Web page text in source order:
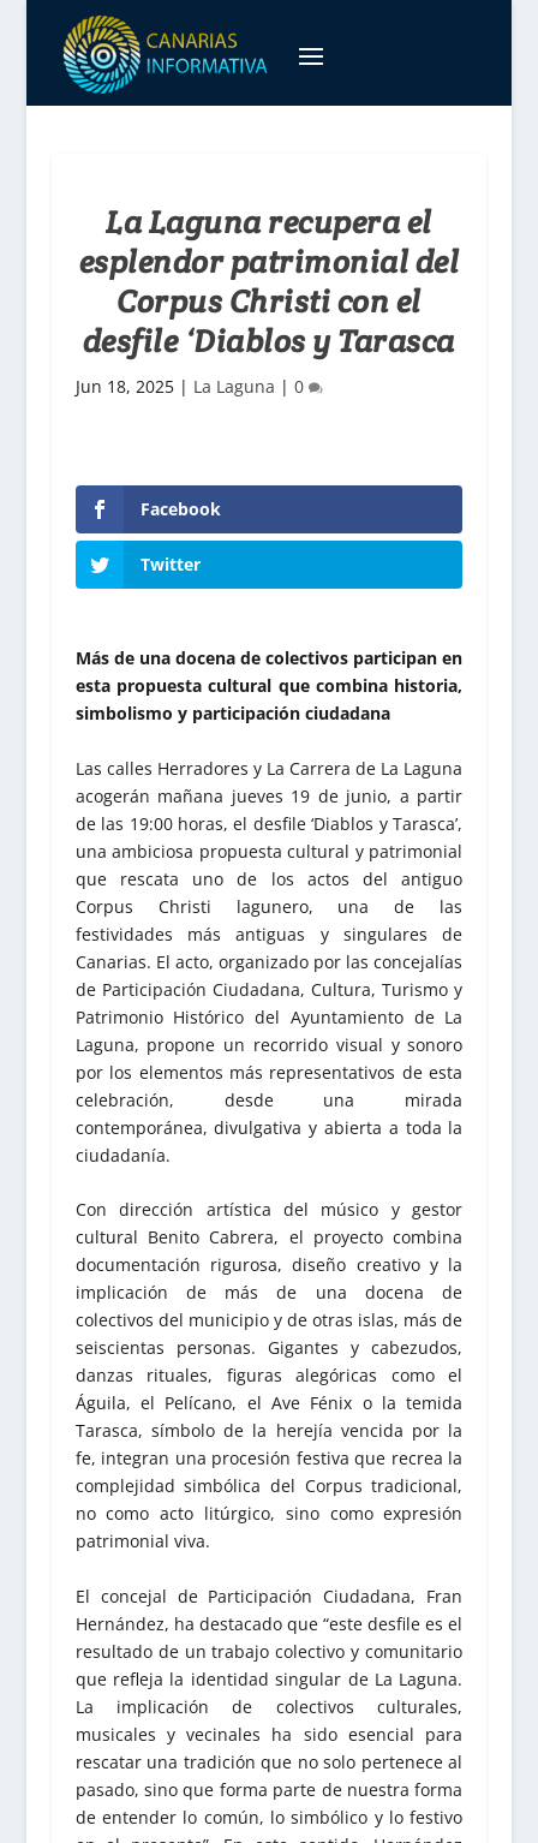
La Laguna recupera el
esplendor patrimonial del
Corpus Christi con el
desfile ‘Diablos y Tarasca
Jun 18, 2025| La Laguna | 0
Facebook
Twitter
Más de una docena de colectivos participan en
esta propuesta cultural que combina historia,
simbolismo y participación ciudadana
Las calles Herradores y La Carrera de La Laguna
acogerán mañana jueves 19 de junio, a partir
de las 19:00 horas, el desfile ‘Diablos y Tarasca’,
una ambiciosa propuesta cultural y patrimonial
que rescata uno de los actos del antiguo
Corpus Christi lagunero, una de las
festividades más antiguas y singulares de
Canarias. El acto, organizado por las concejalías
de Participación Ciudadana, Cultura, Turismo y
Patrimonio Histórico del Ayuntamiento de La
Laguna, propone un recorrido visual y sonoro
por los elementos más representativos de esta
celebración, desde una mirada
contemporánea, divulgativa y abierta a toda la
ciudadanía.
Con dirección artística del músico y gestor
cultural Benito Cabrera, el proyecto combina
documentación rigurosa, diseño creativo y la
implicación de más de una docena de
colectivos del municipio y de otras islas, más de
seiscientas personas. Gigantes y cabezudos,
danzas rituales, figuras alegóricas como el
Águila, el Pelícano, el Ave Fénix o la temida
Tarasca, símbolo de la herejía vencida por la
fe, integran una procesión festiva que recrea la
complejidad simbólica del Corpus tradicional,
no como acto litúrgico, sino como expresión
patrimonial viva.
El concejal de Participación Ciudadana, Fran
Hernández, ha destacado que “este desfile es el
resultado de un trabajo colectivo y comunitario
que refleja la identidad singular de La Laguna.
La implicación de colectivos culturales,
musicales y vecinales ha sido esencial para
rescatar una tradición que no solo pertenece al
pasado, sino que forma parte de nuestra forma
de entender lo común, lo simbólico y lo festivo